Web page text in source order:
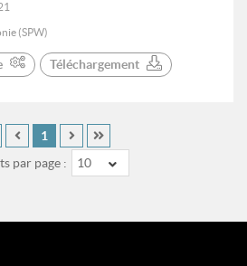
(SPW)
Téléchargement
par page : 10
1